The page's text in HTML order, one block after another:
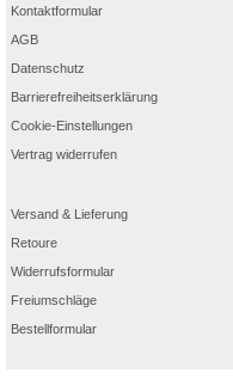
Kontaktformular
AGB
Datenschutz
Barrierefreiheitserklärung
Cookie-Einstellungen
Vertrag widerrufen
Versand & Lieferung
Retoure
Widerrufsformular
Freiumschläge
Bestellformular